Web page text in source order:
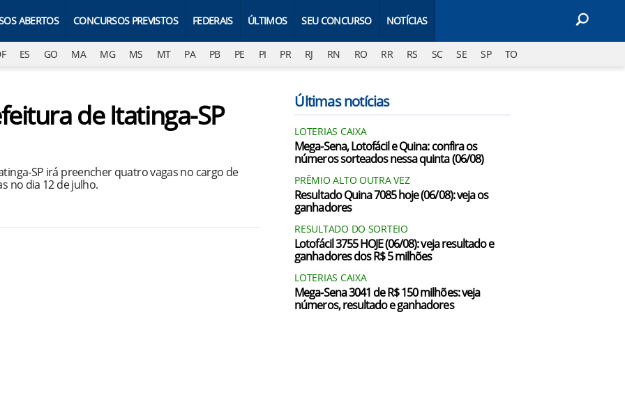
ABERTOS CONCURSOS PREVISTOS FEDERAIS ÚLTIMOS SEU CONCURSO NOTÍCIAS
ES GO MA MG MS MT PA PB PE PI PR RJ RN RO RR RS SC SE SP TO
de Itatinga-SP
SP irá preencher quatro vagas no cargo de
no dia 12 de julho.
Últimas notícias
LOTERIAS CAIXA
Mega-Sena, Lotofácil e Quina: confira os
números sorteados nessa quinta (06/08)
PRÊMIO ALTO OUTRA VEZ
Resultado Quina 7085 hoje (06/08): veja os
ganhadores
RESULTADO DO SORTEIO
Lotofácil 3755 HOJE (06/08): veja resultado e
ganhadores dos R$ 5 milhões
LOTERIAS CAIXA
Mega-Sena 3041 de R$ 150 milhões: veja
números, resultado e ganhadores